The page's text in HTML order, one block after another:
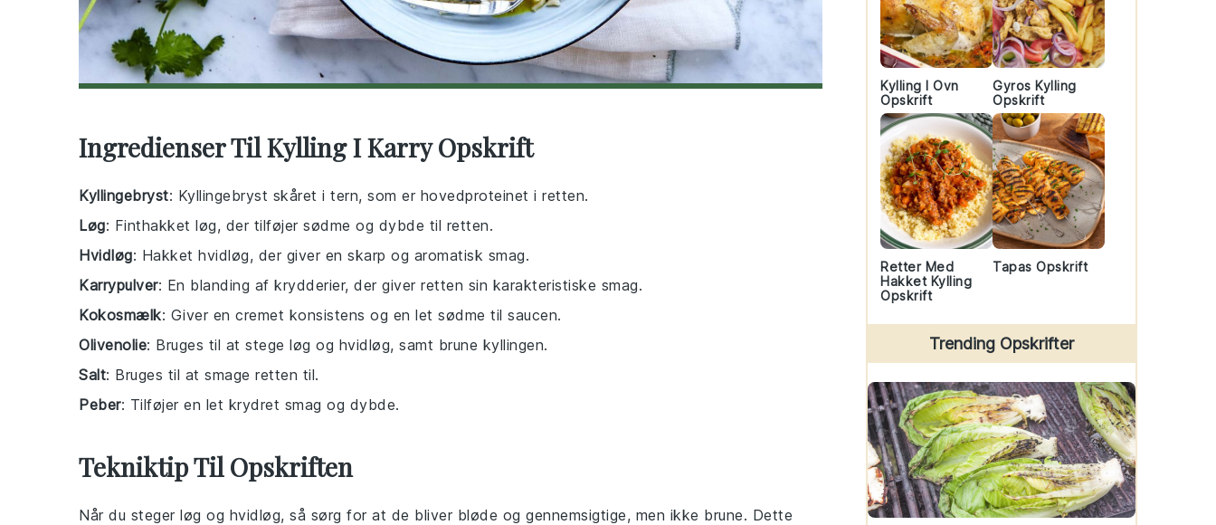
Ingredienser Til Kylling I Karry Opskrift
Kyllingebryst: Kyllingebryst skåret i tern, som er hovedproteinet i retten.
Løg: Finthakket løg, der tilføjer sødme og dybde til retten.
Hvidløg: Hakket hvidløg, der giver en skarp og aromatisk smag.
Karrypulver: En blanding af krydderier, der giver retten sin karakteristiske smag.
Kokosmælk: Giver en cremet konsistens og en let sødme til saucen.
Olivenolie: Bruges til at stege løg og hvidløg, samt brune kyllingen.
Salt: Bruges til at smage retten til.
Peber: Tilføjer en let krydret smag og dybde.
Tekniktip Til Opskriften
Når du steger løg og hvidløg, så sørg for at de bliver bløde og gennemsigtige, men ikke brune. Dette
Kylling I Ovn
Opskrift
Gyros Kylling
Opskrift
Retter Med
Hakket Kylling
Opskrift
Tapas Opskrift
Trending Opskrifter